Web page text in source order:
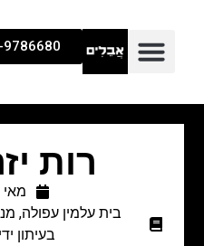
רות
מאי 3, 2016
בית עלמין עפולה,
בעיתון